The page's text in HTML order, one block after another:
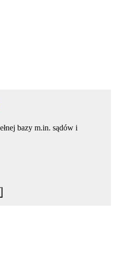
bazy m.in. sądów i